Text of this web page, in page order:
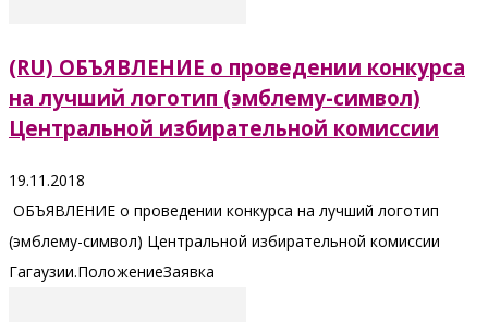
(RU) ОБЪЯВЛЕНИЕ о проведении конкурса
на лучший логотип (эмблему-символ)
Центральной избирательной комиссии
19.11.2018
ОБЪЯВЛЕНИЕ о проведении конкурса на лучший логотип
(эмблему-символ) Центральной избирательной комиссии
Гагаузии.ПоложениеЗаявка